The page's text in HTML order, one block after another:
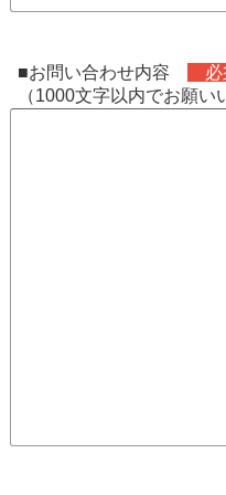
■お問い合わせ内容
必
（1000文字以内でお願い